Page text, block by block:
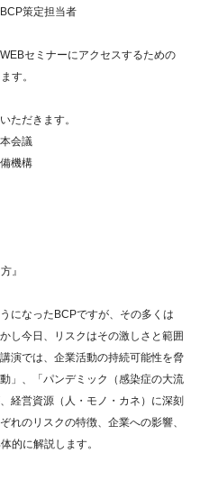
策定担当者
セミナーにアクセスするための
す。
ただきます。
会議
機構
』
になったBCPですが、その多くは
し今日、リスクはその激しさと範囲
演では、企業活動の持続可能性を脅
」、「パンデミック（感染症の大流
経営資源（人・モノ・カネ）に深刻
れのリスクの特徴、企業への影響、
的に解説します。